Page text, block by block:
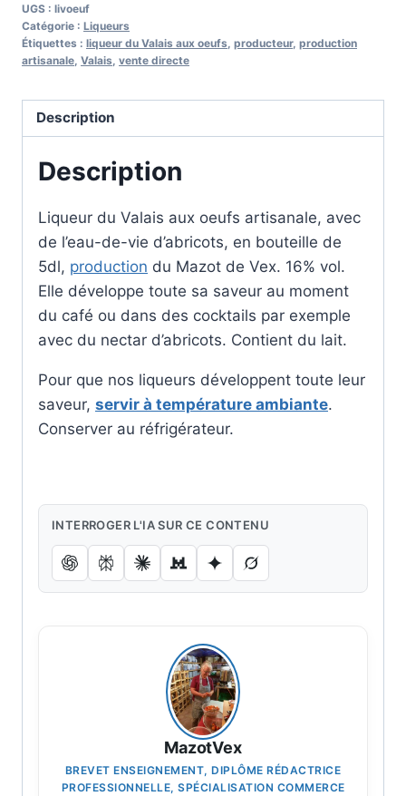
UGS : livoeuf
Catégorie : Liqueurs
Étiquettes : liqueur du Valais aux oeufs producteur, production
artisanale Valais vente directe
Description
Description
Liqueur du Valais aux oeufs artisanale, avec
de l’eau-de-vie d’abricots, en bouteille de
5dl, production du Mazot de Vex. 16% vol.
Elle développe toute sa saveur au moment
du café ou dans des cocktails par exemple
avec du nectar d’abricots. Contient du lait.
Pour que nos liqueurs développent toute leur
saveur, servir à température ambiante.
Conserver au réfrigérateur.
INTERROGER L'IA SUR CE CONTENU
MazotVex
BREVET ENSEIGNEMENT, DIPLÔME RÉDACTRICE
PROFESSIONNELLE, SPÉCIALISATION COMMERCE